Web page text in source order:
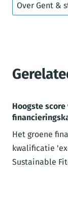
Over Gent &
Hoogste
Het groene
kwalificatie
Sustainable